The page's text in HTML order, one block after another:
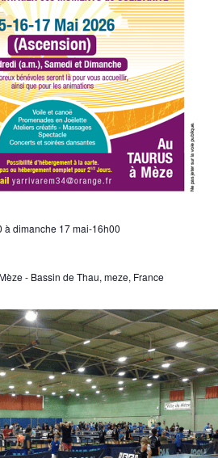
à dimanche 17 mai-16h00
- Bassin de Thau, meze, France